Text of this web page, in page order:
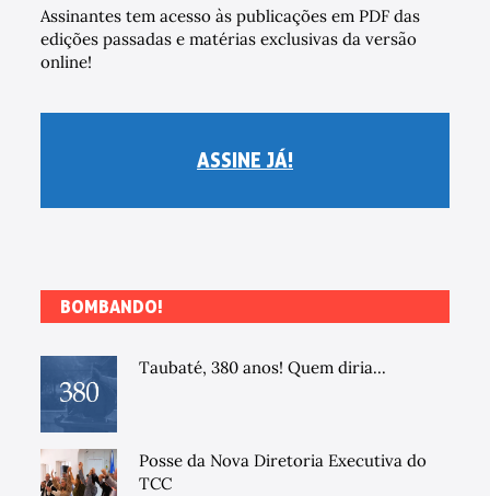
Assinantes tem acesso às publicações em PDF das
edições passadas e matérias exclusivas da versão
online!
ASSINE JÁ!
BOMBANDO!
Taubaté, 380 anos! Quem diria...
Posse da Nova Diretoria Executiva do
TCC